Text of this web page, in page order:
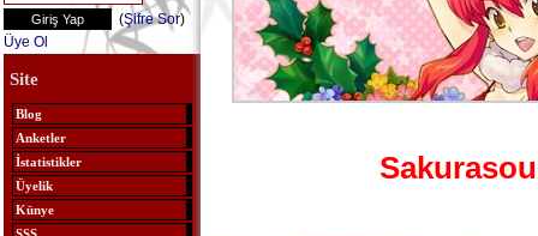
(Şifre Sor)
Üye Ol
Site
Blog
Anketler
İstatistikler
Üyelik
Künye